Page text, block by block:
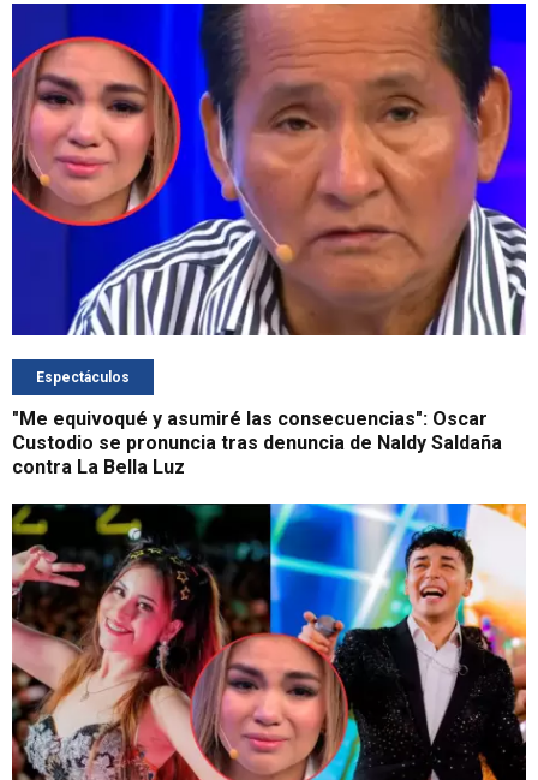
Espectáculos
"Me equivoqué y asumiré las consecuencias": Oscar
Custodio se pronuncia tras denuncia de Naldy Saldaña
contra La Bella Luz